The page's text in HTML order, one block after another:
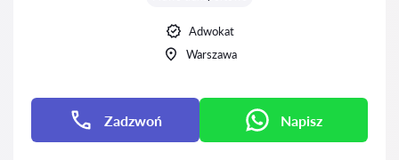
Adwokat
Warszawa
Zadzwoń Napisz